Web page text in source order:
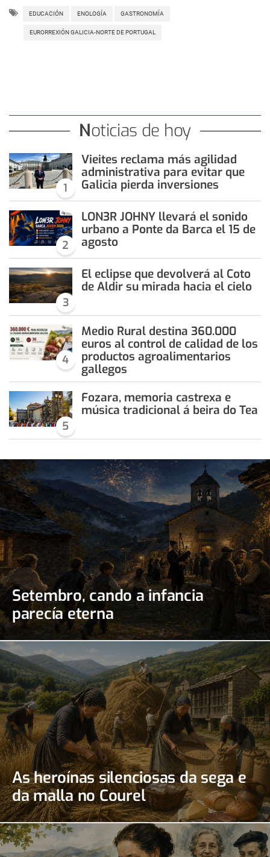
EDUCACIÓN ENOLOGÍA GASTRONOMÍA
EURORREXIÓN GALICIA-NORTE DE PORTUGAL
Noticias de hoy
1
Vieites reclama más agilidad
administrativa para evitar que
Galicia pierda inversiones
2
LON3R JOHNY llevará el sonido
urbano a Ponte da Barca el 15 de
agosto
3
El eclipse que devolverá al Coto
de Aldir su mirada hacia el cielo
4
Medio Rural destina 360.000
euros al control de calidad de los
productos agroalimentarios
gallegos
5
Fozara, memoria castrexa e
música tradicional á beira do Tea
Setembro, cando a infancia
parecía eterna
As heroínas silenciosas da sega e
da malla no Courel